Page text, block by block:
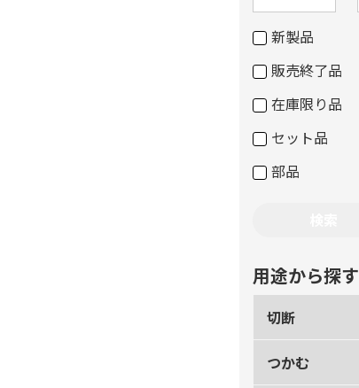
新製品
販売終了品
在庫限り品
セット品
部品
用途から探す
切断
つかむ